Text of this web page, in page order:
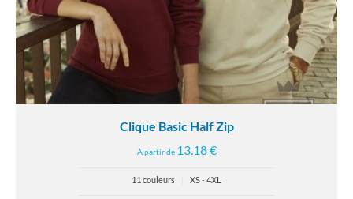
Clique Basic Half Zip
À partir de 13.18 €
11 couleurs XS - 4XL